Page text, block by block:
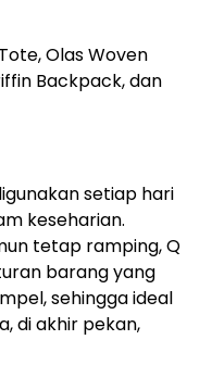
Olas Woven
Backpack, dan
setiap hari
keseharian.
tetap ramping, Q
barang yang
sehingga ideal
di akhir pekan,